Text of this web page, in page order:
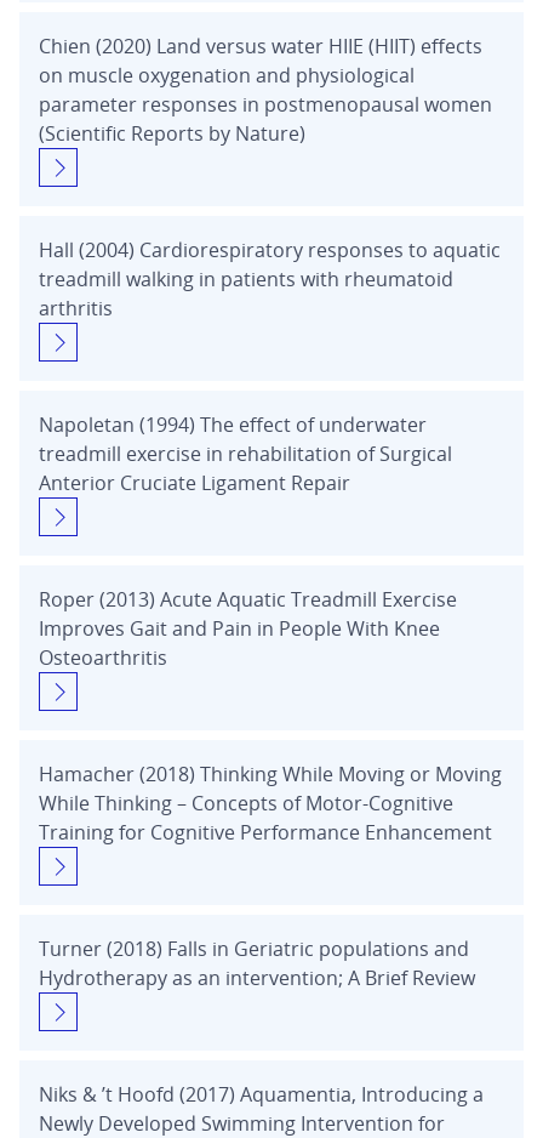
Chien (2020) Land versus water HIIE (HIIT) effects
on muscle oxygenation and physiological
parameter responses in postmenopausal women
(Scientific Reports by Nature)
Hall (2004) Cardiorespiratory responses to aquatic
treadmill walking in patients with rheumatoid
arthritis
Napoletan (1994) The effect of underwater
treadmill exercise in rehabilitation of Surgical
Anterior Cruciate Ligament Repair
Roper (2013) Acute Aquatic Treadmill Exercise
Improves Gait and Pain in People With Knee
Osteoarthritis
Hamacher (2018) Thinking While Moving or Moving
While Thinking – Concepts of Motor-Cognitive
Training for Cognitive Performance Enhancement
Turner (2018) Falls in Geriatric populations and
Hydrotherapy as an intervention; A Brief Review
Niks & ’t Hoofd (2017) Aquamentia, Introducing a
Newly Developed Swimming Intervention for